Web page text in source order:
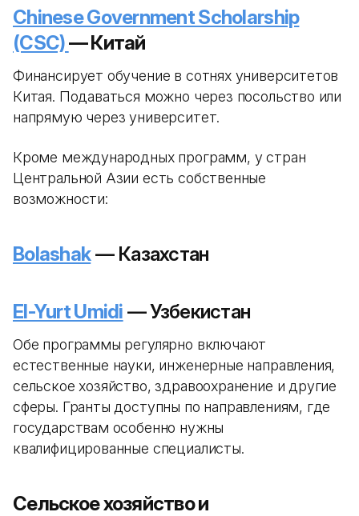
Chinese Government Scholarship
(CSC)— Китай
Финансирует обучение в сотнях университетов
Китая. Подаваться можно через посольство или
напрямую через университет.
Кроме международных программ, у стран
Центральной Азии есть собственные
возможности:
Bolashak— Казахстан
El-Yurt Umidi — Узбекистан
Обе программы регулярно включают
естественные науки, инженерные направления,
сельское хозяйство, здравоохранение и другие
сферы. Гранты доступны по направлениям, где
государствам особенно нужны
квалифицированные специалисты.
Сельское хозяйство и